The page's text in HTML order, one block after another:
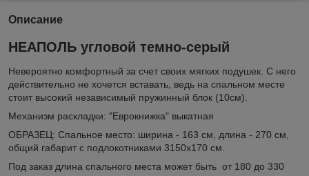
Описание
НЕАПОЛЬ угловой темно-серый
Невероятно комфортный за счет своих мягких подушек. С него
действительно не хочется вставать, ведь на спальном месте
стоит высокий независимый пружинный блок (10см).
Механизм раскладки: "Еврокнижка" выкатная
ОБРАЗЕЦ: Спальное место: ширина - 163 см, длина - 270 см,
общий габарит с подлокотниками 3150х170 см.
Под заказ длина спального места может быть от 180 до 330